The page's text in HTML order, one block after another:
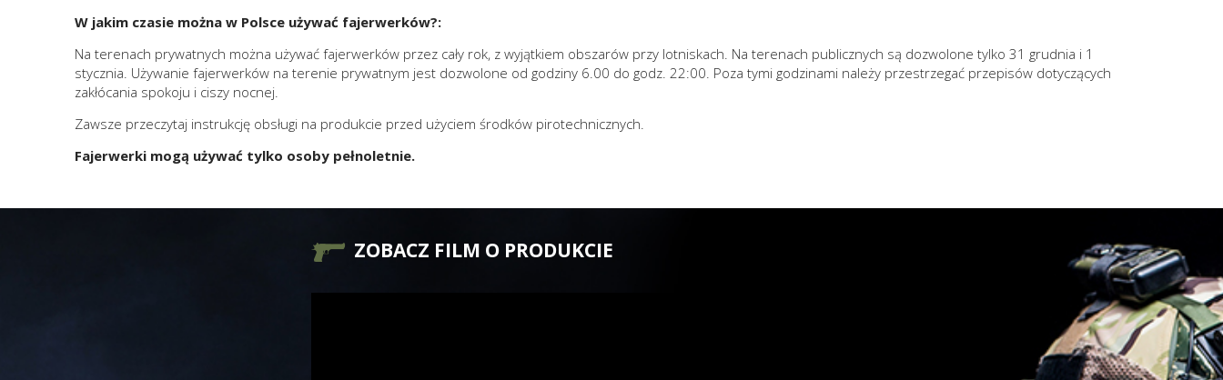
W jakim czasie można w Polsce używać fajerwerków?:
Na terenach prywatnych można używać fajerwerków przez cały rok, z wyjątkiem obszarów przy lotniskach. Na terenach publicznych są dozwolone tylko 31 grudnia i 1
stycznia. Używanie fajerwerków na terenie prywatnym jest dozwolone od godziny 6.00 do godz. 22:00. Poza tymi godzinami należy przestrzegać przepisów dotyczących
zakłócania spokoju i ciszy nocnej.
Zawsze przeczytaj instrukcję obsługi na produkcie przed użyciem środków pirotechnicznych.
Fajerwerki mogą używać tylko osoby pełnoletnie.
ZOBACZ FILM O PRODUKCIE